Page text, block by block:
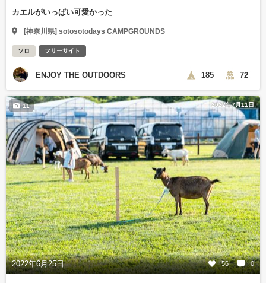
カエルがいっぱい可愛かった
[神奈川県] sotosotodays CAMPGROUNDS
ソロ フリーサイト
ENJOY THE OUTDOORS 185 72
2022年7月11日
2022年6月25日 56 0
11